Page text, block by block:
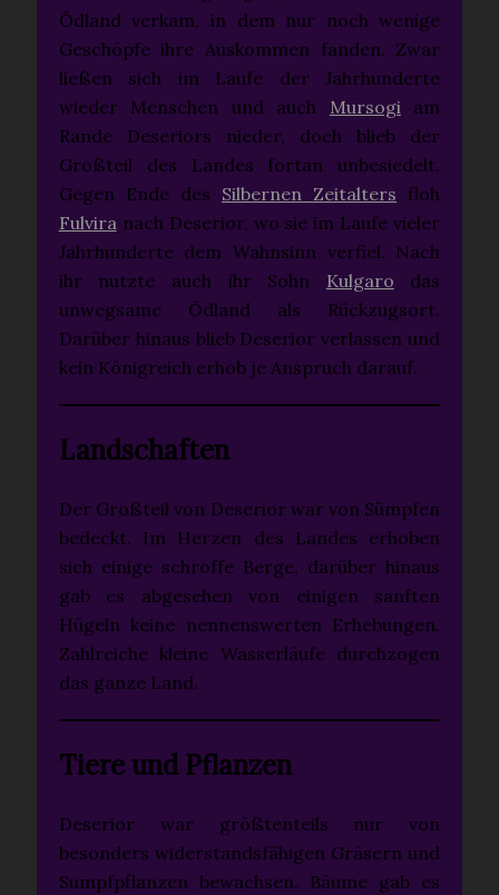
Ödland verkam, in dem nur noch wenige
Geschöpfe ihre Auskommen fanden. Zwar
ließen sich im Laufe der Jahrhunderte
wieder Menschen und auch Mursogiam
Rande Deseriors nieder, doch blieb der
Großteil des Landes fortan unbesiedelt.
Gegen Ende des Silbernen Zeitalters floh
Fulviranach Deserior, wo sie im Laufe vieler
Jahrhunderte dem Wahnsinn verfiel. Nach
ihr nutzte auch ihr Sohn Kulgaro das
unwegsame Ödland als Rückzugsort.
Darüber hinaus blieb Deserior verlassen und
kein Königreich erhob je Anspruch darauf.
Landschaften
Der Großteil von Deserior war von Sümpfen
bedeckt. Im Herzen des Landes erhoben
sich einige schroffe Berge, darüber hinaus
gab es abgesehen von einigen sanften
Hügeln keine nennenswerten Erhebungen.
Zahlreiche kleine Wasserläufe durchzogen
das ganze Land.
Tiere und Pflanzen
Deserior war größtenteils nur von
besonders widerstandsfähigen Gräsern und
Sumpfpflanzen bewachsen. Bäume gab es